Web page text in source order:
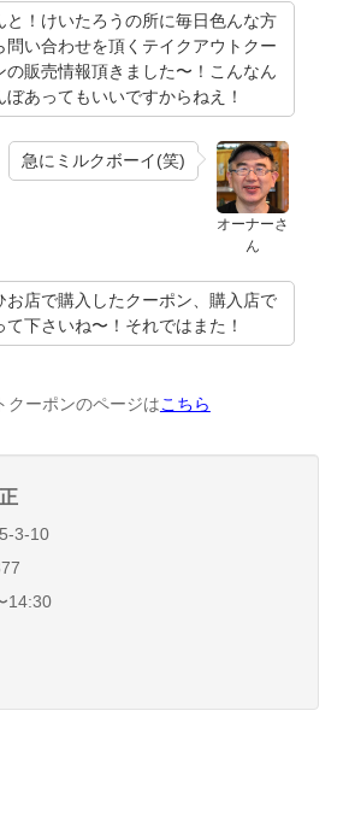
と！けいたろうの所に毎日色んな方
問い合わせを頂くテイクアウトクー
の販売情報頂きました〜！こんなん
ぼあってもいいですからねえ！
オーナーさ
ん
急にミルクボーイ(笑)
お店で購入したクーポン、購入店で
て下さいね〜！それではまた！
クーポンのページはこちら
3-10
14:30